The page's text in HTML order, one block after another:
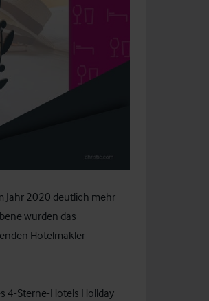
Jahr 2020 deutlich mehr
wurden das
Hotelmakler
4-Sterne-Hotels Holiday